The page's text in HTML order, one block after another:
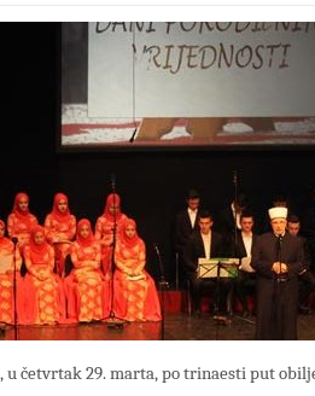
u četvrtak 29. marta, po trinaesti put